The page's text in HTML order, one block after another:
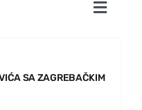
Toggle
SA ZAGREBAČKIM